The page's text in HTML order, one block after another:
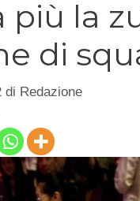
più la
di
di Redazione